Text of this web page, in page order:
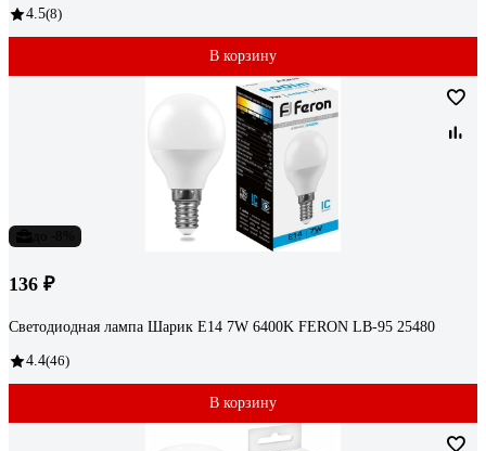
4.5(8)
В корзину
136 ₽
Светодиодная лампа Шарик E14 7W 6400K FERON LB-95 25480
4.4(46)
В корзину